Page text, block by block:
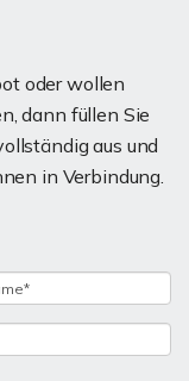
oder wollen
dann füllen Sie
aus und
in Verbindung.